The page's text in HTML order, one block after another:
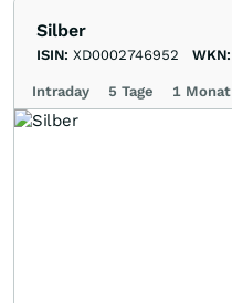
Silber
ISIN: XD0002746952 WKN:
Intraday 5 Tage 1 Monat